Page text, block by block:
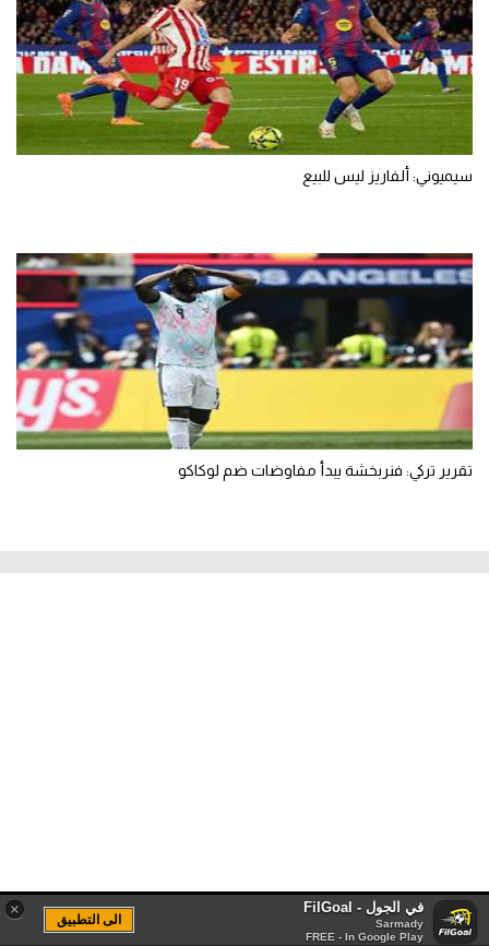
سيميوني: ألفاريز ليس للبيع
تقرير تركي: فنربخشة يبدأ مفاوضات ضم لوكاكو
أخر الأخبار
× في الجول - FilGoal
Sarmady
FREE - In Google Play
الى التطبيق